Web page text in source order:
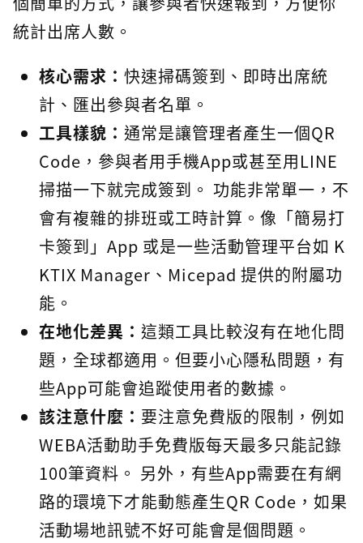
統計出席人數。
核心需求： 快速掃碼簽到、即時出席統
計、匯出參與者名單。
工具樣貌： 通常是讓管理者產生一個QR
Code，參與者用手機App或甚至用LINE
掃描一下就完成簽到。 功能非常單一，不
會有複雜的排班或工時計算。像「簡易打
卡簽到」App 或是一些活動管理平台如 K
KTIX Manager、Micepad 提供的附屬功
能。
在地化差異： 這類工具比較沒有在地化問
題，全球都適用。但要小心隱私問題，有
些App可能會追蹤使用者的數據。
該注意什麼： 要注意免費版的限制，例如
WEBA活動助手免費版每天最多只能記錄
100筆資料。 另外，有些App需要在有網
路的環境下才能動態產生QR Code，如果
活動場地訊號不好可能會是個問題。